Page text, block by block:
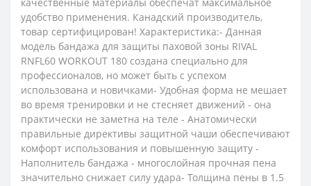
удобство применения. Канадский производитель,
товар сертифицирован! Характеристика:- Данная
модель бандажа для защиты паховой зоны RIVAL
RNFL60 WORKOUT 180 создана специально для
профессионалов, но может быть с успехом
использована и новичками- Удобная форма не мешает
во время тренировки и не стесняет движений - она
практически не заметна на теле - Анатомически
правильные директивы защитной чаши обеспечивают
комфорт использования и повышенную защиту -
Наполнитель бандажа - многослойная прочная пена
значительно снижает силу удара- Толщина пены в 1.5